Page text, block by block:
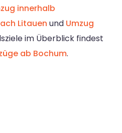
innerhalb
Litauen und Umzug
im Überblick findest
ab Bochum.